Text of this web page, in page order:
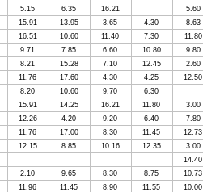
5.15 6.35 16.21
5.60
15.91 13.95 3.65 4.30
8.63
16.51 10.60 11.40 7.30
11.80
9.71 7.85 6.60 10.80
9.80
8.21 15.28 7.10 12.45
2.60
11.76 17.60 4.30 4.25
12.50
8.20 10.60 9.70
6.30
15.91 14.25 16.21 11.80
3.00
12.26 4.20 9.20 6.40
7.80
11.76 17.00 8.30 11.45
12.73
12.15 8.85 10.16 12.35
3.00
14.40
2.10 9.65 8.30 8.75
10.73
11.96 11.45 8.90 11.55
10.00